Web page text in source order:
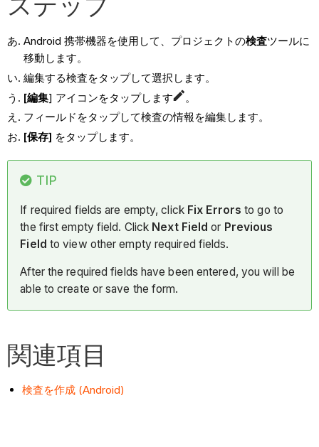
Android 携帯機器を使用して、プロジェクトの検査ツールに
移動します。
編集する検査をタップして選択します。
[編集] アイコンをタップします
。
フィールドをタップして検査の情報を編集します。
[保存] をタップします。
TIP
If required fields are empty, click Fix Errors to go to
the first empty field. Click Next Field or Previous
Field to view other empty required fields.
After the required fields have been entered, you will be
able to create or save the form.
関連項目
検査を作成 (Android)